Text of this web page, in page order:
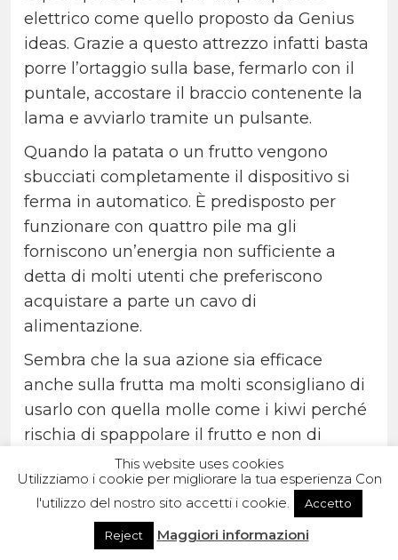
elettrico come quello proposto da Genius
ideas. Grazie a questo attrezzo infatti basta
porre l’ortaggio sulla base, fermarlo con il
puntale, accostare il braccio contenente la
lama e avviarlo tramite un pulsante.
Quando la patata o un frutto vengono
sbucciati completamente il dispositivo si
ferma in automatico. È predisposto per
funzionare con quattro pile ma gli
forniscono un’energia non sufficiente a
detta di molti utenti che preferiscono
acquistare a parte un cavo di
alimentazione.
Sembra che la sua azione sia efficace
anche sulla frutta ma molti sconsigliano di
usarlo con quella molle come i kiwi perché
rischia di spappolare il frutto e non di
togliergli semplicemente la buccia.
Nella confezione sono incluse due lame di
ricambio e un accessorio che aiuta a
eliminare le impurità di patate e frutta.
This website uses cookies
Utilizziamo i cookie per migliorare la tua esperienza Con
l'utilizzo del nostro sito accetti i cookie.
Accetto
Reject Maggiori informazioni